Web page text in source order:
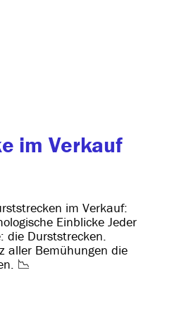
im Verkauf
im Verkauf:
Einblicke Jeder
die Durststrecken.
aller Bemühungen die
📉